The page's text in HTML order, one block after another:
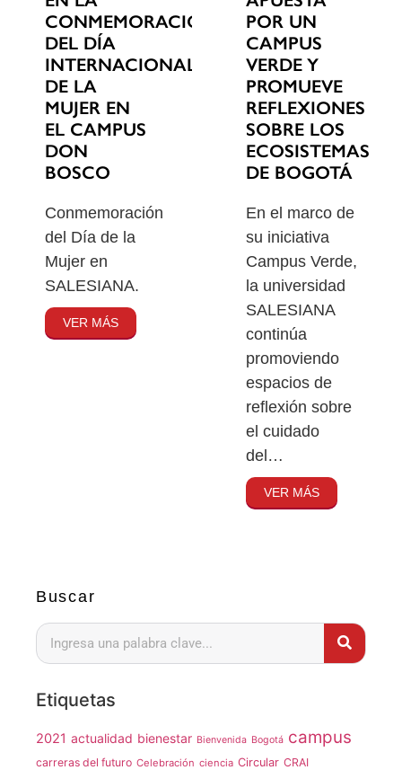
Buscar
Etiquetas
2021 actualidad bienestar Bienvenida Bogotá campus
carreras del futuro Celebración ciencia Circular CRAI
CONMEMORACIÓN
DEL DÍA
INTERNACIONAL
DE LA
MUJER EN
EL CAMPUS
DON
BOSCO
Conmemoración
del Día de la
Mujer en
SALESIANA.
VER MÁS
POR UN
CAMPUS
VERDE Y
PROMUEVE
REFLEXIONES
SOBRE LOS
ECOSISTEMAS
DE BOGOTÁ
En el marco de
su iniciativa
Campus Verde,
la universidad
SALESIANA
continúa
promoviendo
espacios de
reflexión sobre
el cuidado
del…
VER MÁS